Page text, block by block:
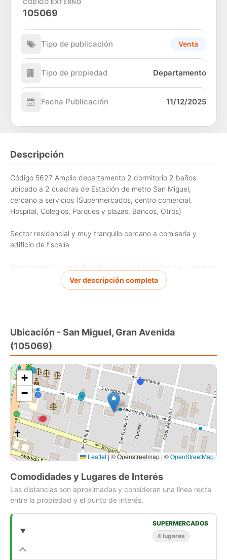
CÓDIGO EXTERNO
105069
Tipo de publicación Venta
Tipo de propiedad Departamento
Fecha Publicación 11/12/2025
Descripción
Código 5627 Amplio departamento 2 dormitorio 2 baños
ubicado a 2 cuadras de Estación de metro San Miguel,
cercano a servicios (Supermercados, centro comercial,
Hospital, Colegios, Parques y plazas, Bancos, Otros)
Sector residencial y muy tranquilo cercano a comisaria y
edificio de fiscalía
Departamento con mallas de seguridad en todas sus ventanas
Edificio dispone de los siguientes servicios
Control de acceso las 24 Horas y acceso a través de
reconocimiento facial
Quincho
Gasto común $70.000
Ver descripción completa
Ubicación - San Miguel, Gran Avenida
(105069)
+
−
Leaflet | © Openstreetmap | ©OpenStreetMap
Comodidades y Lugares de Interés
Las distancias son aproximadas y consideran una línea recta
entre la propiedad y el punto de interés.
SUPERMERCADOS
4 lugares